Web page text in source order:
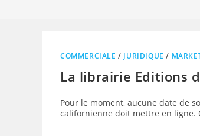
COMMERCIALE / JURIDIQUE /
La librairie Editions
Pour le moment, aucune date de
californienne doit mettre en ligne.